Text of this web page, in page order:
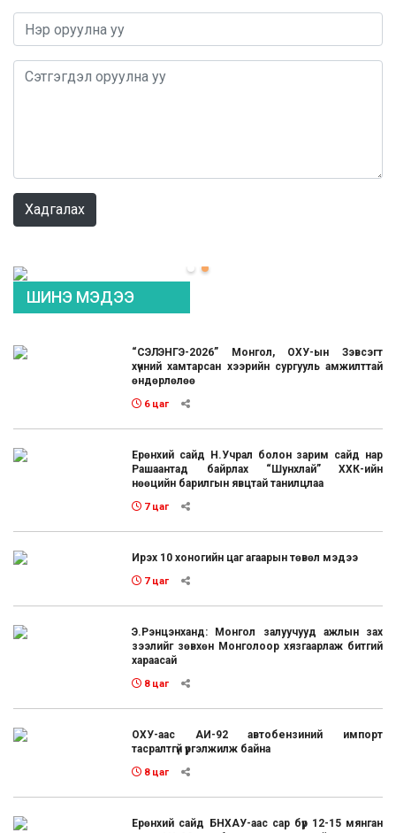
Хадгалах
ШИНЭ МЭДЭЭ
“СЭЛЭНГЭ-2026” Монгол, ОХУ-ын Зэвсэгт
хүчний хамтарсан хээрийн сургууль амжилттай
өндөрлөлөө
6 цаг
Ерөнхий сайд Н.Учрал болон зарим сайд нар
Рашаантад байрлах “Шунхлай” ХХК-ийн
нөөцийн барилгын явцтай танилцлаа
7 цаг
Ирэх 10 хоногийн цаг агаарын төвөл мэдээ
7 цаг
Э.Рэнцэнханд: Монгол залуучууд ажлын зах
зээлийг зөвхөн Монголоор хязгаарлаж битгий
хараасай
8 цаг
ОХУ-аас АИ-92 автобензиний импорт
тасралтгүй үргэлжилж байна
8 цаг
Ерөнхий сайд БНХАУ-аас сар бүр 12-15 мянган